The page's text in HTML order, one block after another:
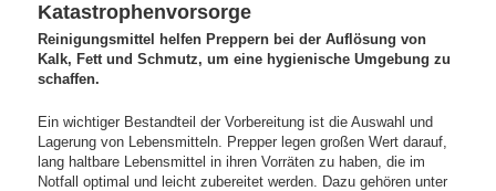
Katastrophenvorsorge
Reinigungsmittel helfen Preppern bei der Auflösung von
Kalk, Fett und Schmutz, um eine hygienische Umgebung zu
schaffen.
Ein wichtiger Bestandteil der Vorbereitung ist die Auswahl und
Lagerung von Lebensmitteln. Prepper legen großen Wert darauf,
lang haltbare Lebensmittel in ihren Vorräten zu haben, die im
Notfall optimal und leicht zubereitet werden. Dazu gehören unter